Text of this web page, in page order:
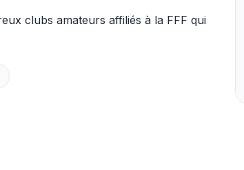
clubs amateurs affiliés à la FFF qui